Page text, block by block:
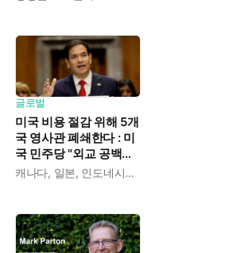
글로벌
미국 비용 절감 위해 5개
국 영사관 폐쇄한다 : 미
국 민주당 "외교 공백에
중국이 파고들 수 있다"캐나다, 일본, 인도네시아, 카메룬, 그레나다